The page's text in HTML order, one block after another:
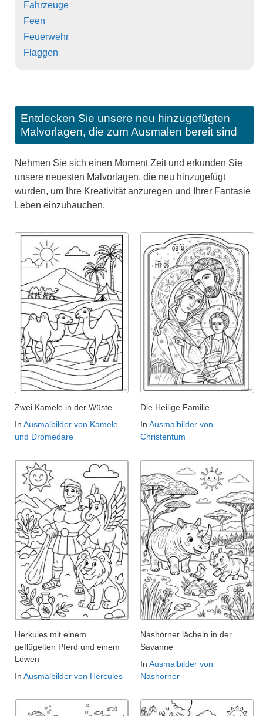
Fahrzeuge
Feen
Feuerwehr
Flaggen
Entdecken Sie unsere neu hinzugefügten
Malvorlagen, die zum Ausmalen bereit sind
Nehmen Sie sich einen Moment Zeit und erkunden Sie
unsere neuesten Malvorlagen, die neu hinzugefügt
wurden, um Ihre Kreativität anzuregen und Ihrer Fantasie
Leben einzuhauchen.
Zwei Kamele in der Wüste
In Ausmalbilder von Kamele
und Dromedare
Die Heilige Familie
In Ausmalbilder von
Christentum
Herkules mit einem
geflügelten Pferd und einem
Löwen
In Ausmalbilder von Hercules
Nashörner lächeln in der
Savanne
In Ausmalbilder von
Nashörner